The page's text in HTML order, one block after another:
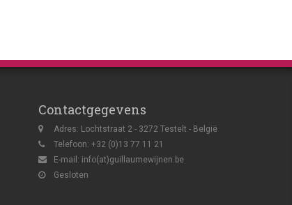
Contactgegevens
Adres: Lochtstraat 2 - 3272 Testelt - België
Telefoon: +32 (0)13 77 11 21
E-mail: info(at)guillaumewijnen.be
Gesloten